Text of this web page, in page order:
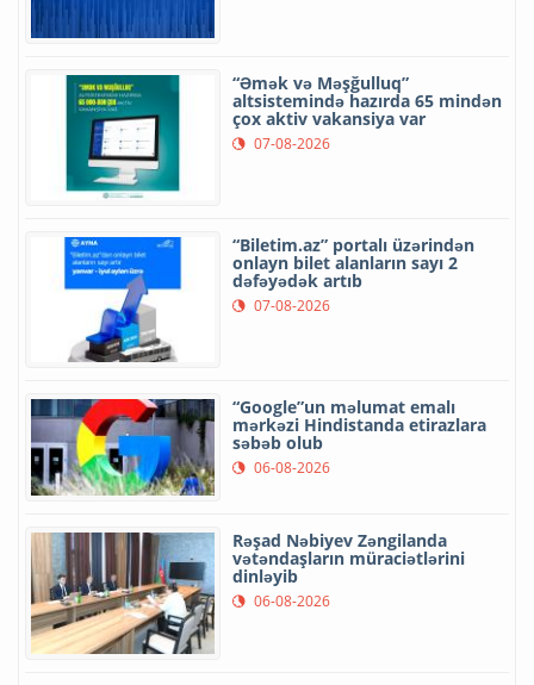
“Əmək və Məşğulluq”
altsistemində hazırda 65 mindən
çox aktiv vakansiya var
07-08-2026
“Biletim.az” portalı üzərindən
onlayn bilet alanların sayı 2
dəfəyədək artıb
07-08-2026
“Google”un məlumat emalı
mərkəzi Hindistanda etirazlara
səbəb olub
06-08-2026
Rəşad Nəbiyev Zəngilanda
vətəndaşların müraciətlərini
dinləyib
06-08-2026